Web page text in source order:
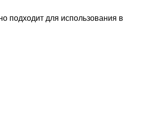
подходит для использования в